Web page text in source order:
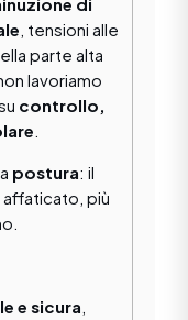
, tensioni alle
parte alta
lavoriamo
controllo,
postura: il
più
e sicura